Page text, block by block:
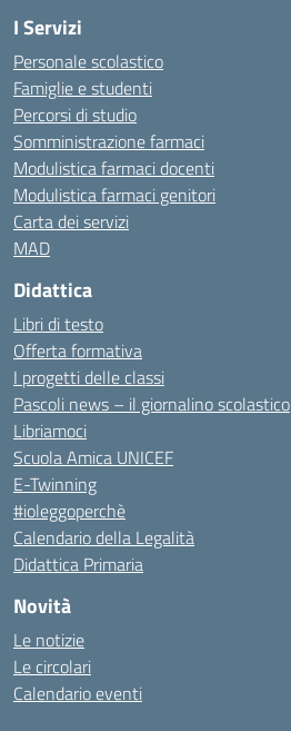
I Servizi
Personale scolastico
Famiglie e studenti
Percorsi di studio
Somministrazione farmaci
Modulistica farmaci docenti
Modulistica farmaci genitori
Carta dei servizi
MAD
Didattica
Libri di testo
Offerta formativa
I progetti delle classi
Pascoli news – il giornalino scolastico
Libriamoci
Scuola Amica UNICEF
E-Twinning
#ioleggoperchè
Calendario della Legalità
Didattica Primaria
Novità
Le notizie
Le circolari
Calendario eventi